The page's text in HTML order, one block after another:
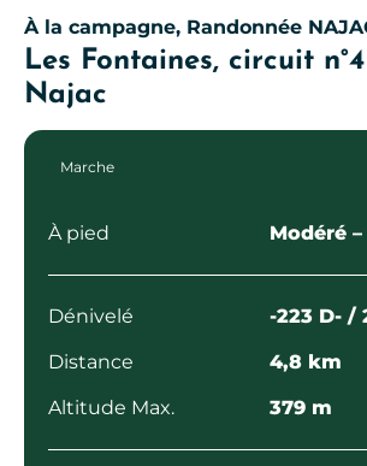
À la campagne, Randonnée
Les Fontaines, circuit
Najac
Marche
À pied Modéré
Dénivelé
-223 D- /
Distance
4,8 km
Altitude Max.
379 m